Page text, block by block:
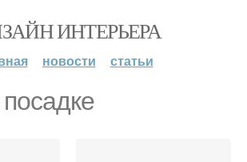
ИНТЕРЬЕРА
новости статьи